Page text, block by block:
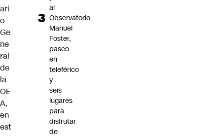
ari
o
Ge
ne
ral
de
la
OE
A,
en
est
al
Observatorio
Manuel
Foster,
paseo
en
teleférico
y
seis
lugares
para
disfrutar
de